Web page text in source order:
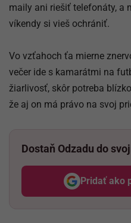
maily ani riešiť telefonáty, a
víkendy si vieš ochrániť.
Vo vzťahoch ťa mierne
večer ide s kamarátmi na
žiarlivosť, skôr potreba
že aj on má právo na svoj
Dostaň Odzadu do
Pridať ako